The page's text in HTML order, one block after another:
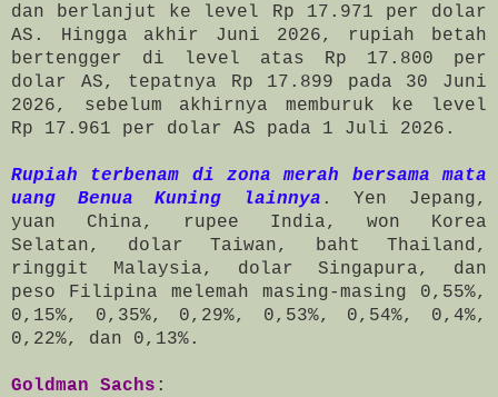
dan berlanjut ke level Rp 17.971 per dolar
AS. Hingga akhir Juni 2026, rupiah betah
bertengger di level atas Rp 17.800 per
dolar AS, tepatnya Rp 17.899 pada 30 Juni
2026, sebelum akhirnya memburuk ke level
Rp 17.961 per dolar AS pada 1 Juli 2026.
Rupiah terbenam di zona merah bersama mata
uang Benua Kuning lainnya . Yen Jepang,
yuan China, rupee India, won Korea
Selatan, dolar Taiwan, baht Thailand,
ringgit Malaysia, dolar Singapura, dan
peso Filipina melemah masing-masing 0,55%,
0,15%, 0,35%, 0,29%, 0,53%, 0,54%, 0,4%,
0,22%, dan 0,13%.
Goldman Sachs :